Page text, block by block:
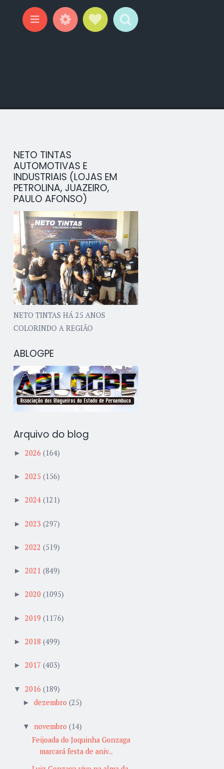
NETO TINTAS
AUTOMOTIVAS E
INDUSTRIAIS (LOJAS EM
PETROLINA, JUAZEIRO,
PAULO AFONSO)
NETO TINTAS HÁ 25 ANOS
COLORINDO A REGIÃO
ABLOGPE
Arquivo do blog
► 2026 (164)
► 2025 (156)
► 2024 (121)
► 2023 (297)
► 2022 (519)
► 2021 (849)
► 2020 (1095)
► 2019 (1176)
► 2018 (499)
► 2017 (403)
▼ 2016 (189)
► dezembro (25)
▼ novembro (14)
Feijoada do Joquinha Gonzaga
marcará festa de aniv...